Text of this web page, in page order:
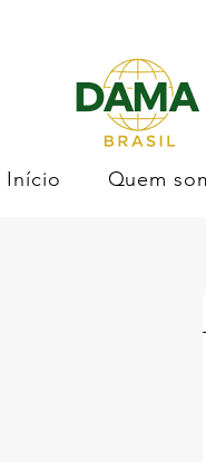
Início Quem